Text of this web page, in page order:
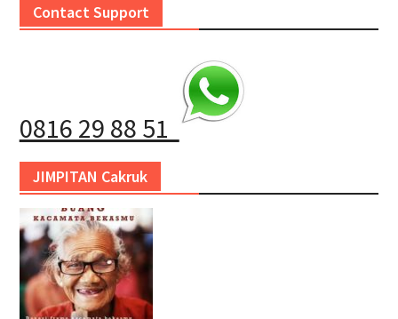
Contact Support
0816 29 88 51
JIMPITAN Cakruk